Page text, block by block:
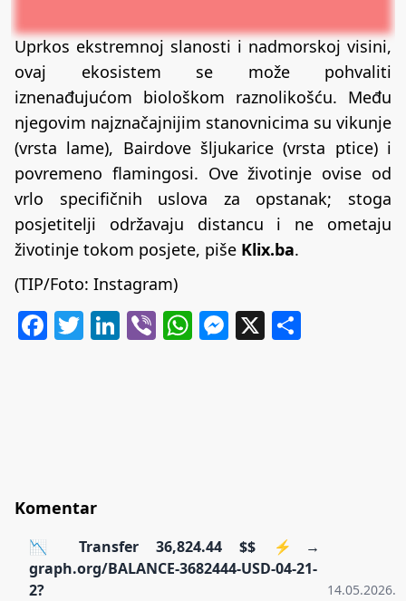
Uprkos ekstremnoj slanosti i nadmorskoj visini,
ovaj ekosistem se može pohvaliti
iznenađujućom biološkom raznolikošću. Među
njegovim najznačajnijim stanovnicima su vikunje
(vrsta lame), Bairdove šljukarice (vrsta ptice) i
povremeno flamingosi. Ove životinje ovise od
vrlo specifičnih uslova za opstanak; stoga
posjetitelji održavaju distancu i ne ometaju
životinje tokom posjete, piše Klix.ba.
(TIP/Foto: Instagram)
Facebook
Twitter
LinkedIn
ViberWhatsApp
Messenger
X
Komentar
📉 Transfer 36,824.44 $$ ⚡→
graph.org/BALANCE-3682444-USD-04-21-
2?
14.05.2026.